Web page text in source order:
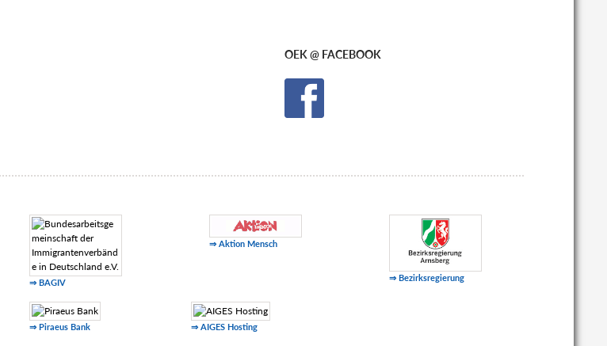
OEK @ FACEBOOK
⇒ BAGIV
⇒ Aktion Mensch
⇒ Bezirksregierung
⇒ Piraeus Bank ⇒ AIGES Hosting